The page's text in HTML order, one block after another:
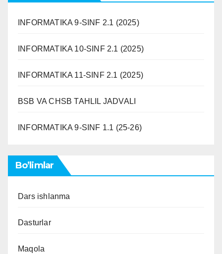
INFORMATIKA 9-SINF 2.1 (2025)
INFORMATIKA 10-SINF 2.1 (2025)
INFORMATIKA 11-SINF 2.1 (2025)
BSB VA CHSB TAHLIL JADVALI
INFORMATIKA 9-SINF 1.1 (25-26)
Bo’limlar
Dars ishlanma
Dasturlar
Maqola